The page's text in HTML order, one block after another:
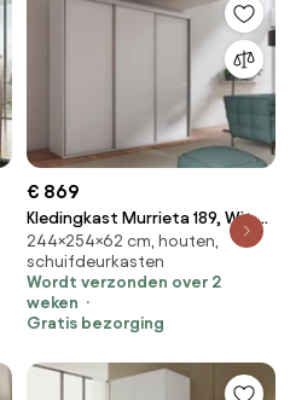
€ 869
Kledingkast Murrieta 189, Wit,
244x254x62cm, 191.5 kg,
Kledingkast deuren: Schuivend,
Aantal planken: 4, Aantal
planken: 4
244×254×62 cm, houten,
schuifdeurkasten
Wordt verzonden over 2
weken
Gratis bezorging